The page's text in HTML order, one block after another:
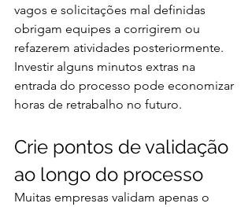
vagos e solicitações mal definidas
obrigam equipes a corrigirem ou
refazerem atividades posteriormente.
Investir alguns minutos extras na
entrada do processo pode economizar
horas de retrabalho no futuro.
Crie pontos de validação
ao longo do processo
Muitas empresas validam apenas o